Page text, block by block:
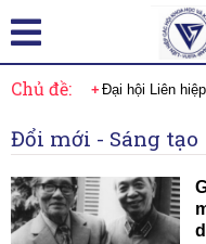
Chủ đề: Đại hội Liên
Đổi mới - Sáng tạo